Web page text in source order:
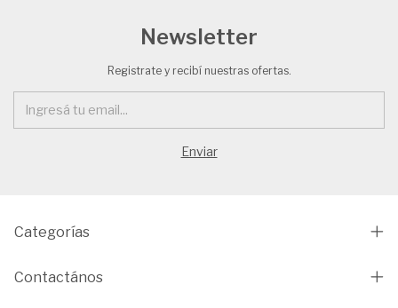
Newsletter
Registrate y recibí nuestras ofertas.
Categorías
Contactános